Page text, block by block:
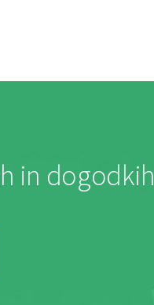
in dogodkih